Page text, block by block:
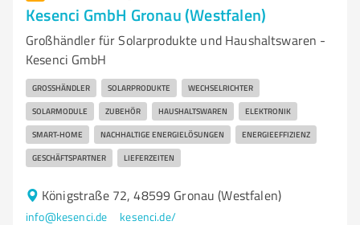
Kesenci GmbH Gronau (Westfalen)
Großhändler für Solarprodukte und Haushaltswaren -
Kesenci GmbH
GROSSHÄNDLER SOLARPRODUKTE WECHSELRICHTER
SOLARMODULE ZUBEHÖR HAUSHALTSWAREN ELEKTRONIK
SMART-HOME NACHHALTIGE ENERGIELÖSUNGEN ENERGIEEFFIZIENZ
GESCHÄFTSPARTNER LIEFERZEITEN
Königstraße 72, 48599 Gronau (Westfalen)
info@kesenci.de kesenci.de/